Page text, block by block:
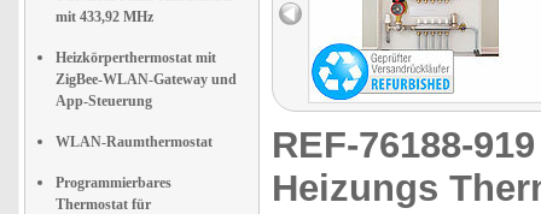
mit 433,92 MHz
Heizkörperthermostat mit
ZigBee-WLAN-Gateway und
App-Steuerung
WLAN-Raumthermostat
Programmierbares
Thermostat für
REF-76188-
Heizungs